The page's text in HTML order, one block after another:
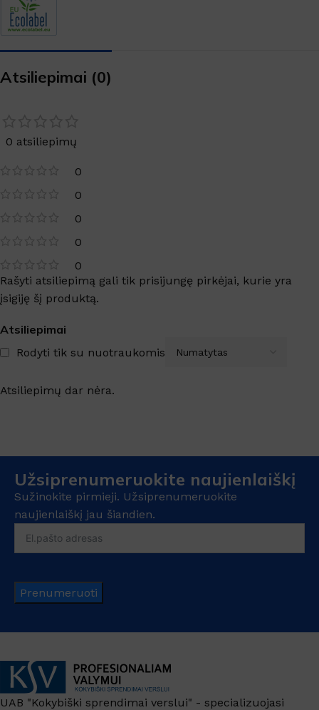
Atsiliepimai (0)
0 atsiliepimų
0
0
0
0
0
Atsiliepimai
Rodyti tik su nuotraukomis
Atsiliepimų dar nėra.
Rašyti atsiliepimą gali tik prisijungę pirkėjai, kurie yra
įsigiję šį produktą.
Užsiprenumeruokite naujienlaiškį
Sužinokite pirmieji. Užsiprenumeruokite
naujienlaiškį jau šiandien.
Prenumeruoti
UAB "Kokybiški sprendimai verslui" - specializuojasi